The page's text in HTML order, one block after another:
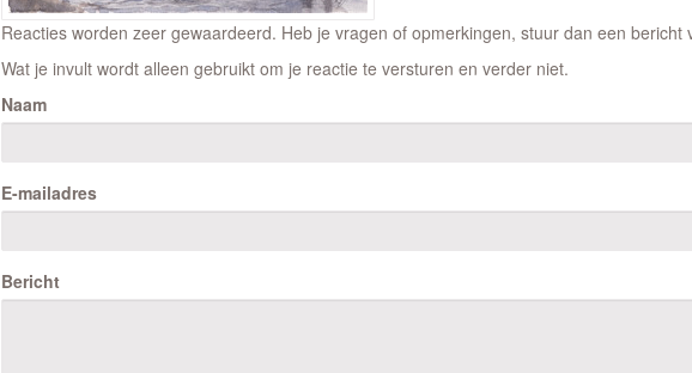
Reacties worden zeer gewaardeerd. Heb je vragen of opmerkingen, stuur dan een bericht
Wat je invult wordt alleen gebruikt om je reactie te versturen en verder niet.
Naam
E-mailadres
Bericht